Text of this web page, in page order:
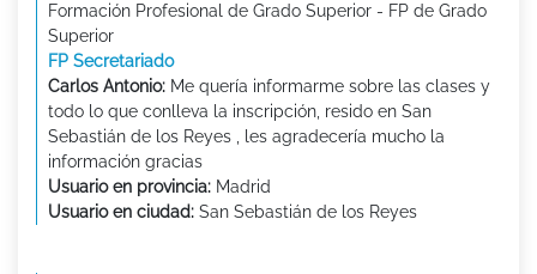
Formación Profesional de Grado Superior - FP de Grado
Superior
FP Secretariado
Carlos Antonio: Me quería informarme sobre las clases y
todo lo que conlleva la inscripción, resido en San
Sebastián de los Reyes , les agradecería mucho la
información gracias
Usuario en provincia: Madrid
Usuario en ciudad: San Sebastián de los Reyes